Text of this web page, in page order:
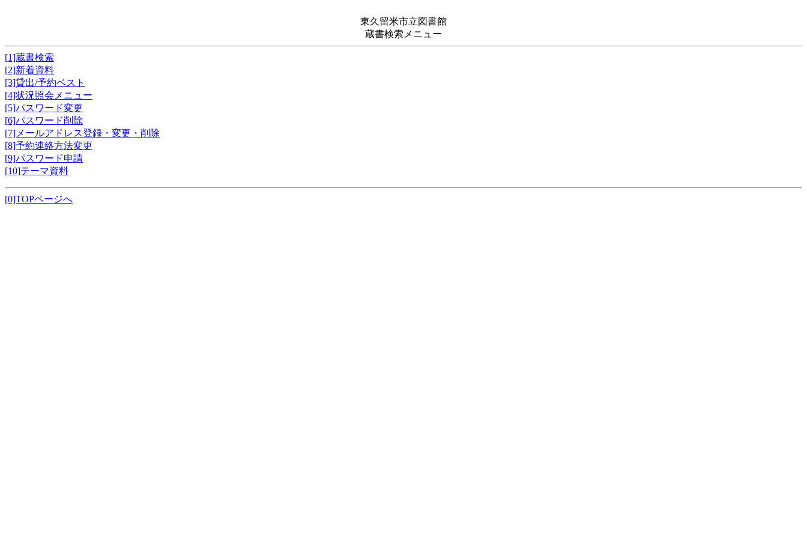
東久留米市立図書館
蔵書検索メニュー
[1]蔵書検索
[2]新着資料
[3]貸出/予約ベスト
[4]状況照会メニュー
[5]パスワード変更
[6]パスワード削除
[7]メールアドレス登録・変更・削除
[8]予約連絡方法変更
[9]パスワード申請
[10]テーマ資料
[0]TOPページへ